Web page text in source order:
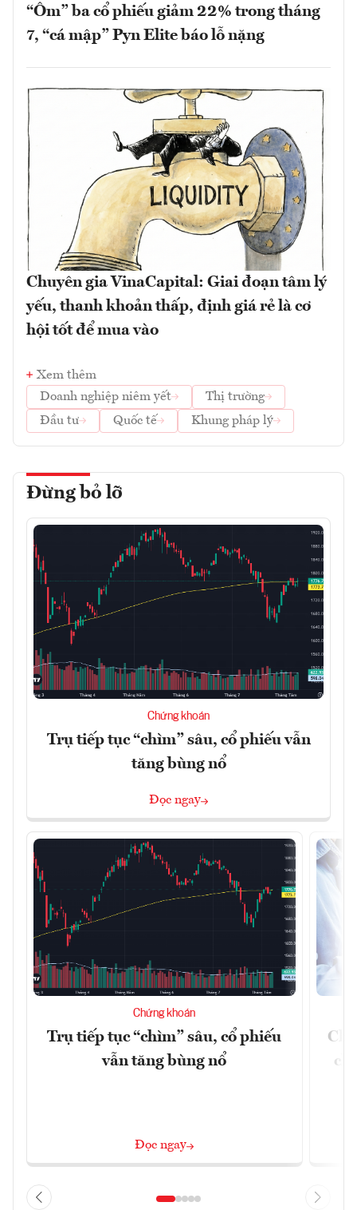
“Ôm” ba cổ phiếu giảm 22% trong tháng
7, “cá mập” Pyn Elite báo lỗ nặng
Chuyên gia VinaCapital: Giai đoạn tâm lý
yếu, thanh khoản thấp, định giá rẻ là cơ
hội tốt để mua vào
Xem thêm
Doanh nghiệp niêm yết
Thị trường
Đầu tư
Quốc tế Khung pháp lý
Đừng bỏ lỡ
Chứng khoán
Trụ tiếp tục “chìm” sâu, cổ phiếu vẫn
tăng bùng nổ
Đọc ngay
Chứng khoán
Trụ tiếp tục “chìm” sâu, cổ phiếu
vẫn tăng bùng nổ
Đọc ngay